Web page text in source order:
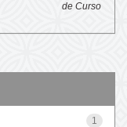
de Curso
1